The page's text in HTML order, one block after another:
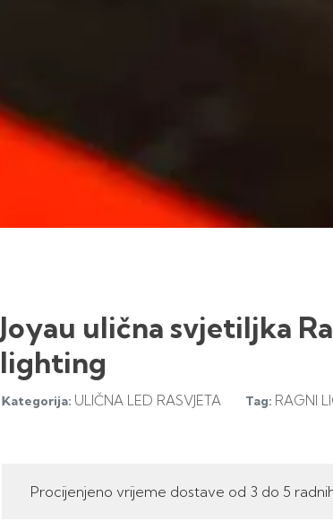
Joyau ulična svjetiljka
lighting
Kategorija: ULIČNA LED RASVJETA Tag: RAGNI
Procijenjeno vrijeme dostave od 3 do 5